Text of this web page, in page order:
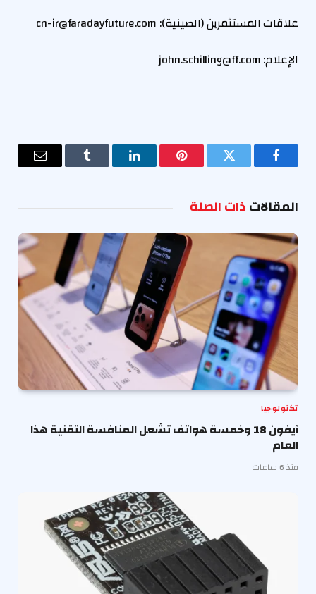
علاقات المستثمرين (الصينية): cn-ir@faradayfuture.com
الإعلام:john.schilling@ff.com
فيسبوك تويتر بينتيريستلينكدإن Tumblr
البريد
المقالاتذات الصلة
تكنولوجيا
آيفون 18 وخمسة هواتف تشعل المنافسة التقنية هذا
العام
منذ 6 ساعات